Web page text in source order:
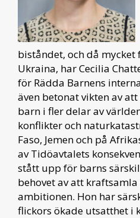
biståndet, och då
Ukraina, har Cecilia
för Rädda Barnens
även betonat vikten av
barn i fler delar av
konflikter och
Faso, Jemen och på
av Tidöavtalets
stått upp för barns
behovet av att
ambitionen. Hon har
flickors ökade utsatthet i